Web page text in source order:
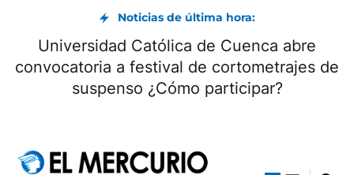
Noticias de última hora:
Universidad Católica de Cuenca abre
convocatoria a festival de cortometrajes de
suspenso ¿Cómo participar?